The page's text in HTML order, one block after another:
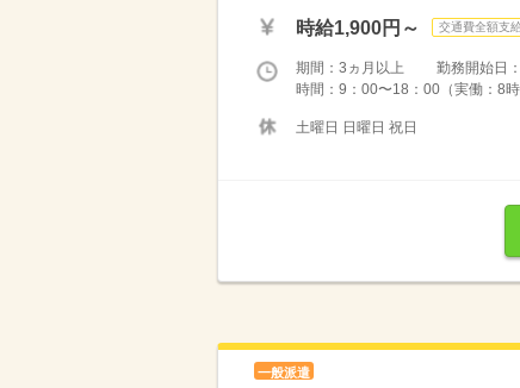
時給1,900円～ 交通費全額支
期間：3ヵ月以上 勤務開始日：
時間：9：00〜18：00（実働：8
土曜日 日曜日 祝日
一般派遣